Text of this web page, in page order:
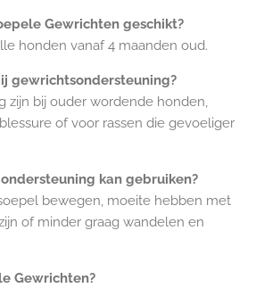
Gewrichten geschikt?
honden vanaf 4 maanden oud.
gewrichtsondersteuning?
zijn bij ouder wordende honden,
of voor rassen die gevoeliger
kan gebruiken?
bewegen, moeite hebben met
of minder graag wandelen en
Gewrichten?